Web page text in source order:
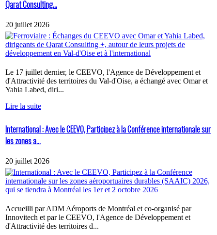
Qarat Consulting...
20 juillet 2026
Le 17 juillet dernier, le CEEVO, l'Agence de Développement et
d'Attractivité des territoires du Val-d'Oise, a échangé avec Omar et
Yahia Labed, diri...
Lire la suite
International : Avec le CEEVO, Participez à la Conférence internationale sur
les zones a...
20 juillet 2026
Accueilli par ADM Aéroports de Montréal et co-organisé par
Innovitech et par le CEEVO, l'Agence de Développement et
d'Attractivité des territoires d...